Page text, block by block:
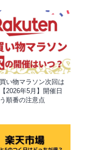
い物マラソン次回は
2026年5月】開催日
順番の注意点